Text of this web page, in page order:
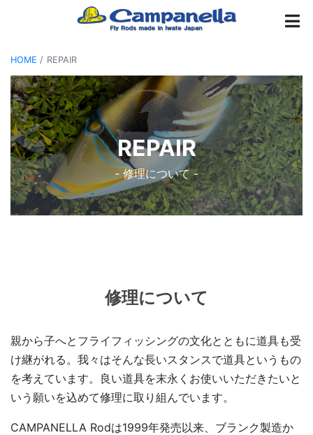
HOME REPAIR
REPAIR
- 修理について -
修理について
親から子へとフライフィッシングの文化とともに道具も受
け継がれる。我々はそんな長いスタンスで道具というもの
を考えています。良い道具を末永くお使いいただきたいと
いう願いを込めて修理に取り組んでいます。
CAMPANELLA Rodは1999年発売以来、ブランク製造か